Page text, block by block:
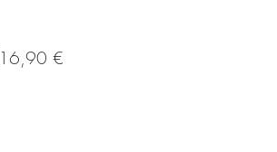
16,90 €